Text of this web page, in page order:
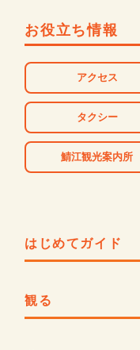
お役立ち情報
アクセス
タクシー
鯖江観光案内所
はじめてガイド
観る